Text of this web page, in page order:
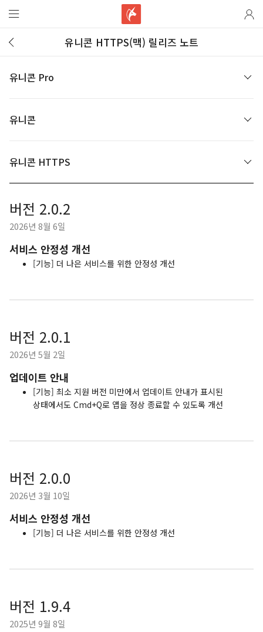
유니콘 HTTPS(맥) 릴리즈 노트
유니콘 Pro
유니콘
유니콘 HTTPS
버전 2.0.2
2026년 8월 6일
서비스 안정성 개선
[기능] 더 나은 서비스를 위한 안정성 개선
버전 2.0.1
2026년 5월 2일
업데이트 안내
[기능] 최소 지원 버전 미만에서 업데이트 안내가 표시된
상태에서도 Cmd+Q로 앱을 정상 종료할 수 있도록 개선
버전 2.0.0
2026년 3월 10일
서비스 안정성 개선
[기능] 더 나은 서비스를 위한 안정성 개선
버전 1.9.4
2025년 9월 8일